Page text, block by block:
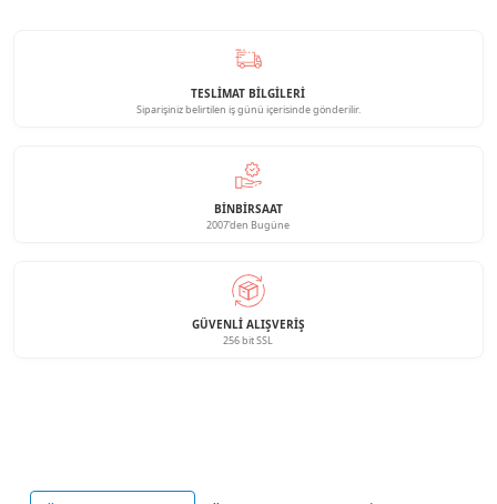
TESLİMAT BİLGİLERİ
Siparişiniz belirtilen iş günü içerisinde gönderilir.
BINBIRSAAT
2007'den Bugüne
GÜVENLI ALIŞVERIŞ
256 bit SSL